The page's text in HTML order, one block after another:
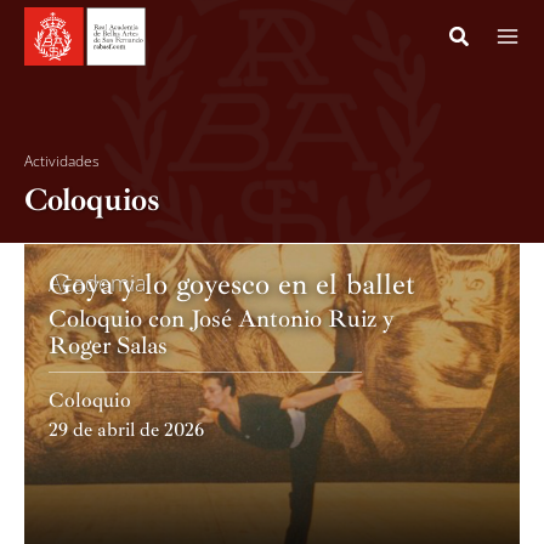
Actividades
Coloquios
Academia
Goya y lo goyesco en el ballet
Coloquio con José Antonio Ruiz y
Roger Salas
Coloquio
29 de abril de 2026